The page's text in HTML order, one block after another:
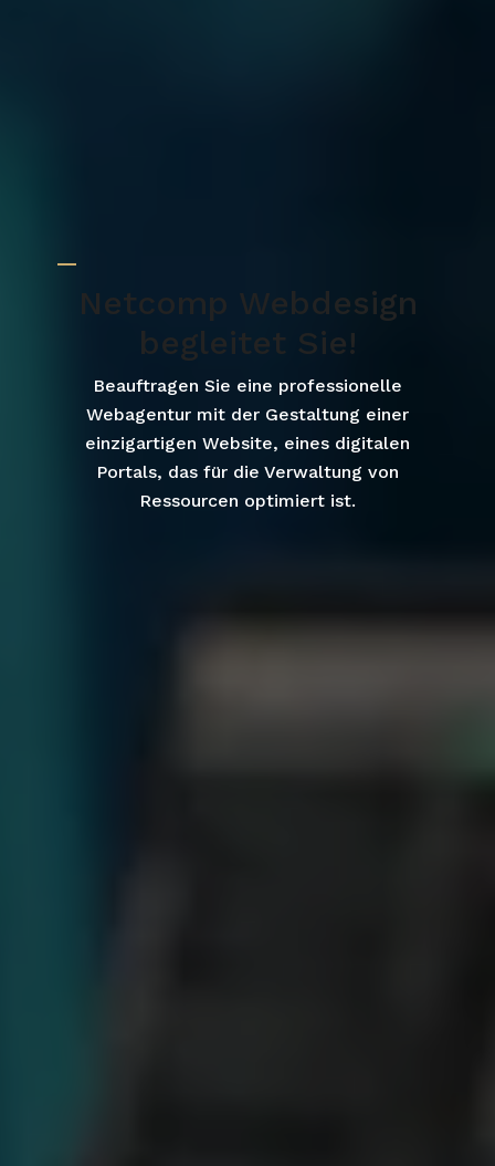
Netcomp Webdesign
begleitet Sie!
Beauftragen Sie eine professionelle
Webagentur mit der Gestaltung einer
einzigartigen Website, eines digitalen
Portals, das für die Verwaltung von
Ressourcen optimiert ist.